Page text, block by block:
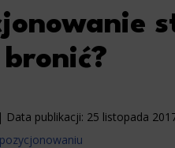
Data publikacji: 25 listopada